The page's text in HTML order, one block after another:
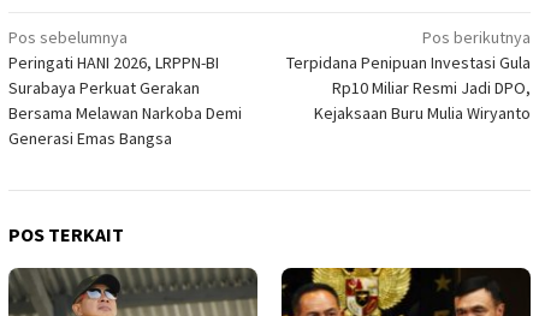
Navigasi
pos
Pos sebelumnya
Peringati HANI 2026, LRPPN-BI
Surabaya Perkuat Gerakan
Bersama Melawan Narkoba Demi
Generasi Emas Bangsa
Pos berikutnya
Terpidana Penipuan Investasi Gula
Rp10 Miliar Resmi Jadi DPO,
Kejaksaan Buru Mulia Wiryanto
POS TERKAIT